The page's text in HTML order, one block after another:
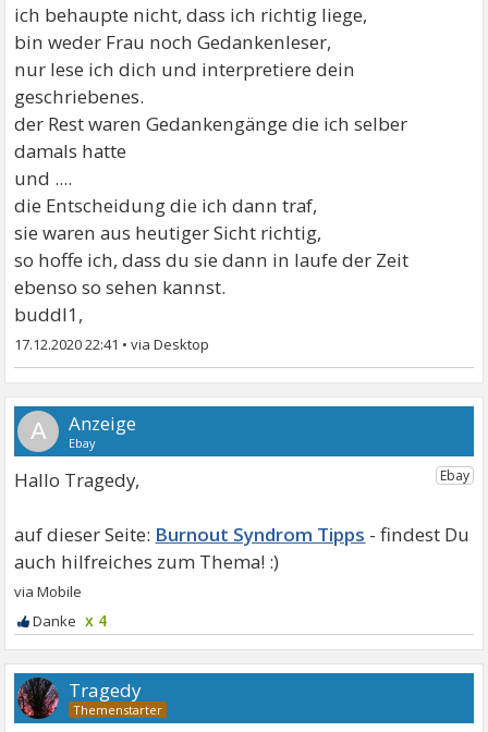
ich behaupte nicht, dass ich richtig liege,
bin weder Frau noch Gedankenleser,
nur lese ich dich und interpretiere dein
geschriebenes.
der Rest waren Gedankengänge die ich selber
damals hatte
und ....
die Entscheidung die ich dann traf,
sie waren aus heutiger Sicht richtig,
so hoffe ich, dass du sie dann in laufe der Zeit
ebenso so sehen kannst.
buddl1,
17.12.2020 22:41 •
A
Hallo Tragedy,
Burnout Syndrom Tipps
x 4
Tragedy